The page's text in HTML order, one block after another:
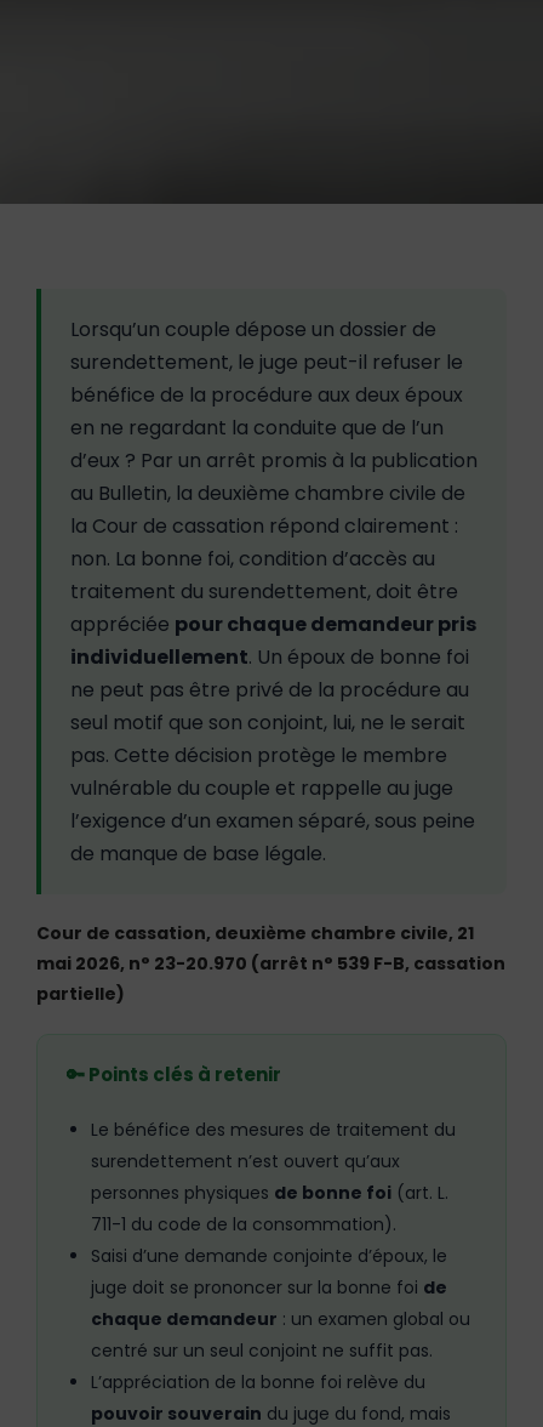
Lorsqu’un couple dépose un dossier de
surendettement, le juge peut-il refuser le
bénéfice de la procédure aux deux époux
en ne regardant la conduite que de l’un
d’eux ? Par un arrêt promis à la publication
au Bulletin, la deuxième chambre civile de
la Cour de cassation répond clairement :
non. La bonne foi, condition d’accès au
traitement du surendettement, doit être
appréciée pour chaque demandeur pris
individuellement. Un époux de bonne foi
ne peut pas être privé de la procédure au
seul motif que son conjoint, lui, ne le serait
pas. Cette décision protège le membre
vulnérable du couple et rappelle au juge
l’exigence d’un examen séparé, sous peine
de manque de base légale.
Cour de cassation, deuxième chambre civile, 21
mai 2026, n° 23-20.970 (arrêt n° 539 F-B, cassation
partielle)
🔑 Points clés à retenir
Le bénéfice des mesures de traitement du
surendettement n’est ouvert qu’aux
personnes physiques de bonne foi (art. L.
711-1 du code de la consommation).
Saisi d’une demande conjointe d’époux, le
juge doit se prononcer sur la bonne foi de
chaque demandeur : un examen global ou
centré sur un seul conjoint ne suffit pas.
L’appréciation de la bonne foi relève du
pouvoir souverain du juge du fond, mais